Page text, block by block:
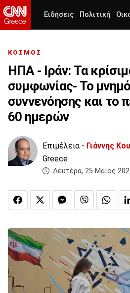
Ειδήσεις Πολιτική
ΚΟΣΜΟΣ
ΗΠΑ - Ιράν: Τα
συμφωνίας- Το
συννενόησης και το
60 ημερών
Επιμέλεια - Γιάννης
Greece
Δευτέρα, 25 Μαϊος